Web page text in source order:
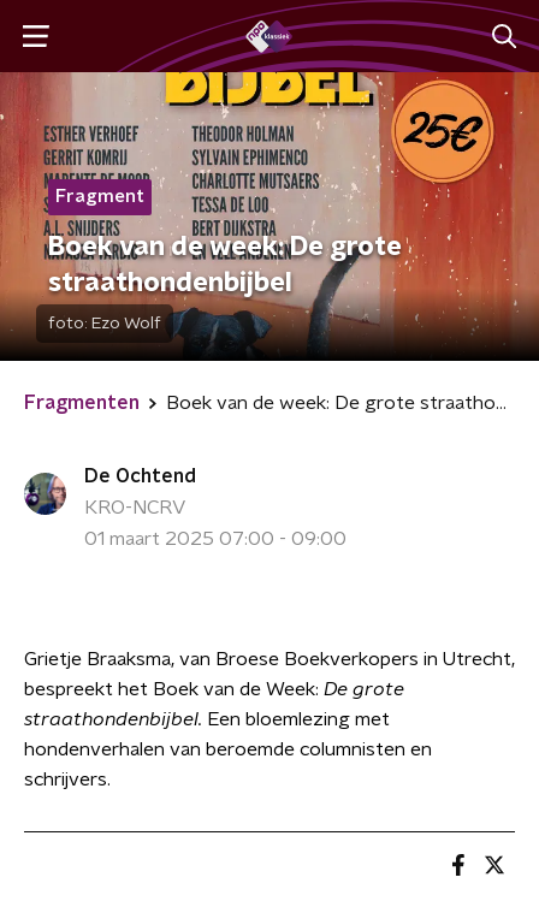
Fragment
Boek van de week: De grote
straathondenbijbel
foto: Ezo Wolf
Fragmenten Boek van de week: De grote straathondenbijbel
De Ochtend
KRO-NCRV
01 maart 2025 07:00 - 09:00
Grietje Braaksma, van Broese Boekverkopers in Utrecht,
bespreekt het Boek van de Week: De grote
straathondenbijbel. Een bloemlezing met
hondenverhalen van beroemde columnisten en
schrijvers.